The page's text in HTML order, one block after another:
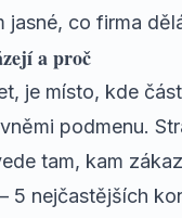
co firma
a proč
je místo, kde
podmenu.
tam, kam
5 nejčastějších